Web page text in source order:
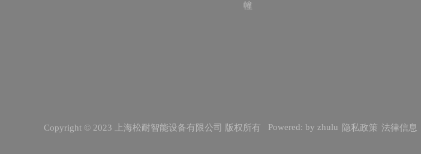
幢
Copyright © 2023 上海松耐智能设备有限公司 版权所有 Powered: by zhulu 隐私政策 法律信息